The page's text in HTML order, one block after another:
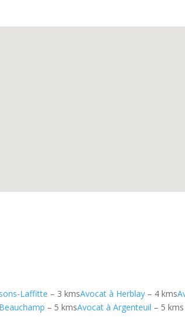
Laffitte – 3 kmsAvocat à Herblay – 4 kms
– 5 kmsAvocat à Argenteuil – 5 kms